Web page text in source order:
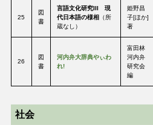
25
図
書
言語文化研究III 現
代日本語の様相（所
蔵なし）
姫野昌
子[ほか]
著
26
図
書
河内弁大辞典やぃわ
れ!
富田林
河内弁
研究会
編
社会